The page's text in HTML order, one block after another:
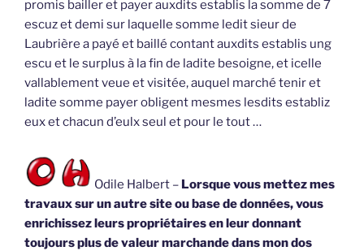
promis bailler et payer auxdits establis la somme de 7
escuz et demi sur laquelle somme ledit sieur de
Laubrière a payé et baillé contant auxdits establis ung
escu et le surplus à la fin de ladite besoigne, et icelle
vallablement veue et visitée, auquel marché tenir et
ladite somme payer obligent mesmes lesdits establiz
eux et chacun d’eulx seul et pour le tout …
Odile Halbert – Lorsque vous mettez mes
travaux sur un autre site ou base de données, vous
enrichissez leurs propriétaires en leur donnant
toujours plus de valeur marchande dans mon dos